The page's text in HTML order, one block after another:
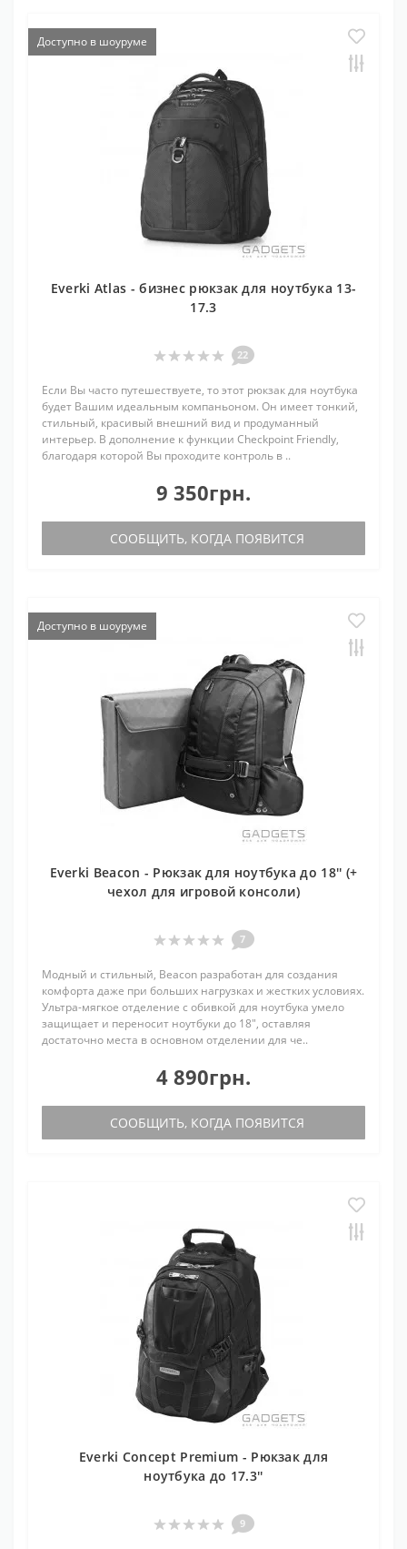
Доступно в шоуруме
Everki Atlas - бизнес рюкзак для ноутбука 13-
17.3
22
Если Вы часто путешествуете, то этот рюкзак для ноутбука
будет Вашим идеальным компаньоном. Он имеет тонкий,
стильный, красивый внешний вид и продуманный
интерьер. В дополнение к функции Checkpoint Friendly,
благодаря которой Вы проходите контроль в ..
9 350грн.
СООБЩИТЬ, КОГДА ПОЯВИТСЯ
Доступно в шоуруме
Everki Beacon - Рюкзак для ноутбука до 18'' (+
чехол для игровой консоли)
7
Модный и стильный, Beacon разработан для создания
комфорта даже при больших нагрузках и жестких условиях.
Ультра-мягкое отделение с обивкой для ноутбука умело
защищает и переносит ноутбуки до 18", оставляя
достаточно места в основном отделении для че..
4 890грн.
СООБЩИТЬ, КОГДА ПОЯВИТСЯ
Everki Concept Premium - Рюкзак для
ноутбука до 17.3''
9